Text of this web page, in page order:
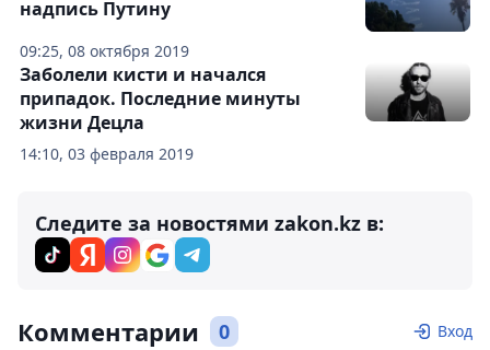
09:25, 08 октября 2019
надпись Путину
14:10, 03 февраля 2019
Заболели кисти и начался
припадок. Последние минуты
жизни Децла
Следите за новостями zakon.kz в:
Комментарии 0 Вход